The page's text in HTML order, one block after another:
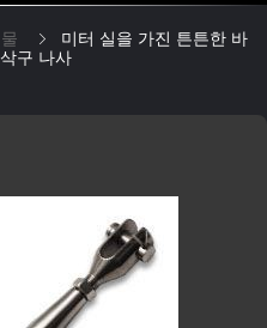
미터 실을 가진 튼튼한 바
구 나사